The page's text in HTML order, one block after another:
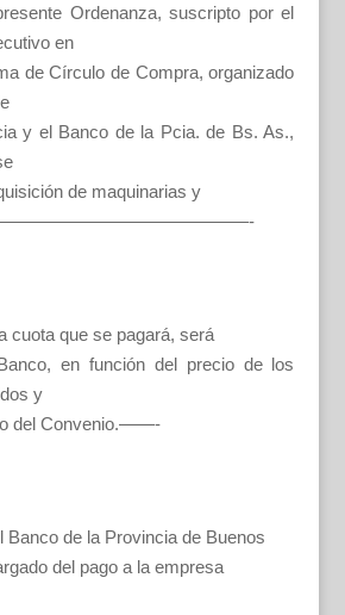
Ordenanza, suscripto por el
en
de Círculo de Compra, organizado
y el Banco de la Pcia. de Bs. As.,
de maquinarias y
cuota que se pagará, será
en función del precio de los
y
del Convenio.——-
Banco de la Provincia de Buenos
del pago a la empresa